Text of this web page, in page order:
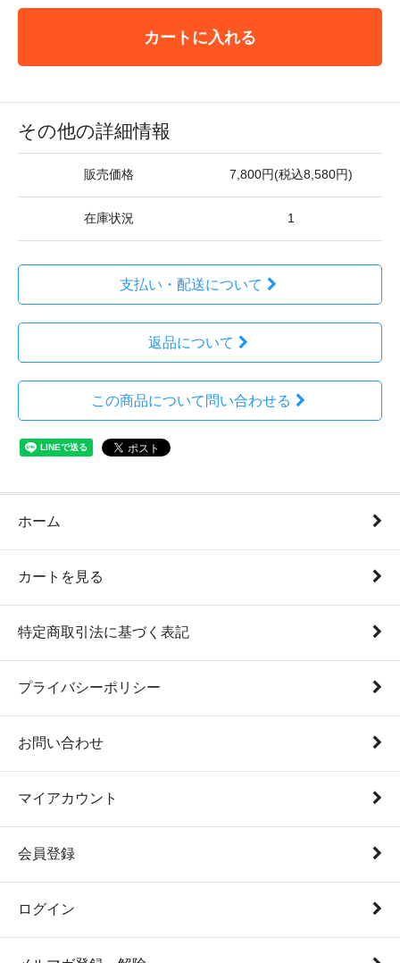
カートに入れる
その他の詳細情報
販売価格 7,800円(税込8,580円)
在庫状況 1
支払い・配送について
返品について
この商品について問い合わせる
ホーム
カートを見る
特定商取引法に基づく表記
プライバシーポリシー
お問い合わせ
マイアカウント
会員登録
ログイン